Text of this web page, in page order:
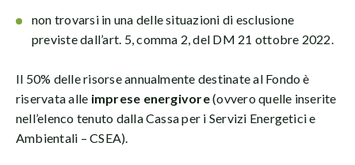
non trovarsi in una delle situazioni di esclusione
previste dall’art. 5, comma 2, del DM 21 ottobre 2022.
Il 50% delle risorse annualmente destinate al Fondo è
riservata alle imprese energivore(ovvero quelle inserite
nell’elenco tenuto dalla Cassa per i Servizi Energetici e
Ambientali – CSEA).